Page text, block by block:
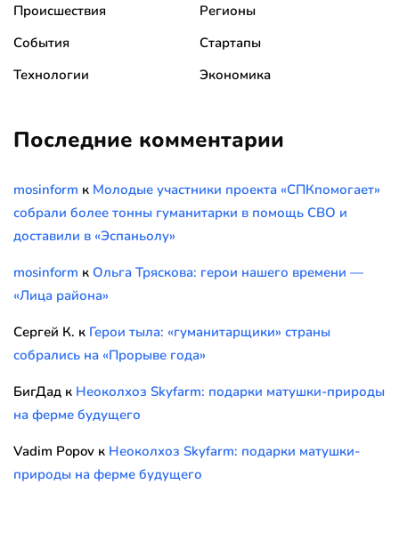
Происшествия
Регионы
События
Стартапы
Технологии
Экономика
Последние комментарии
mosinform к Молодые участники проекта «СПКпомогает»
собрали более тонны гуманитарки в помощь СВО и
доставили в «Эспаньолу»
mosinform к Ольга Тряскова: герои нашего времени —
«Лица района»
Сергей К. к Герои тыла: «гуманитарщики» страны
собрались на «Прорыве года»
БигДад к Неоколхоз Skyfarm: подарки матушки-природы
на ферме будущего
Vadim Popov к Неоколхоз Skyfarm: подарки матушки-
природы на ферме будущего